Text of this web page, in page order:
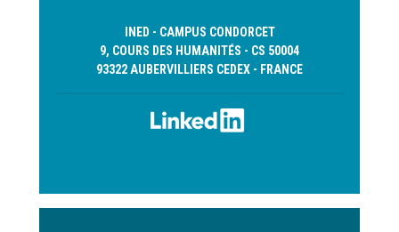
INED - CAMPUS CONDORCET
9, COURS DES HUMANITÉS - CS 50004
93322 AUBERVILLIERS CEDEX - FRANCE